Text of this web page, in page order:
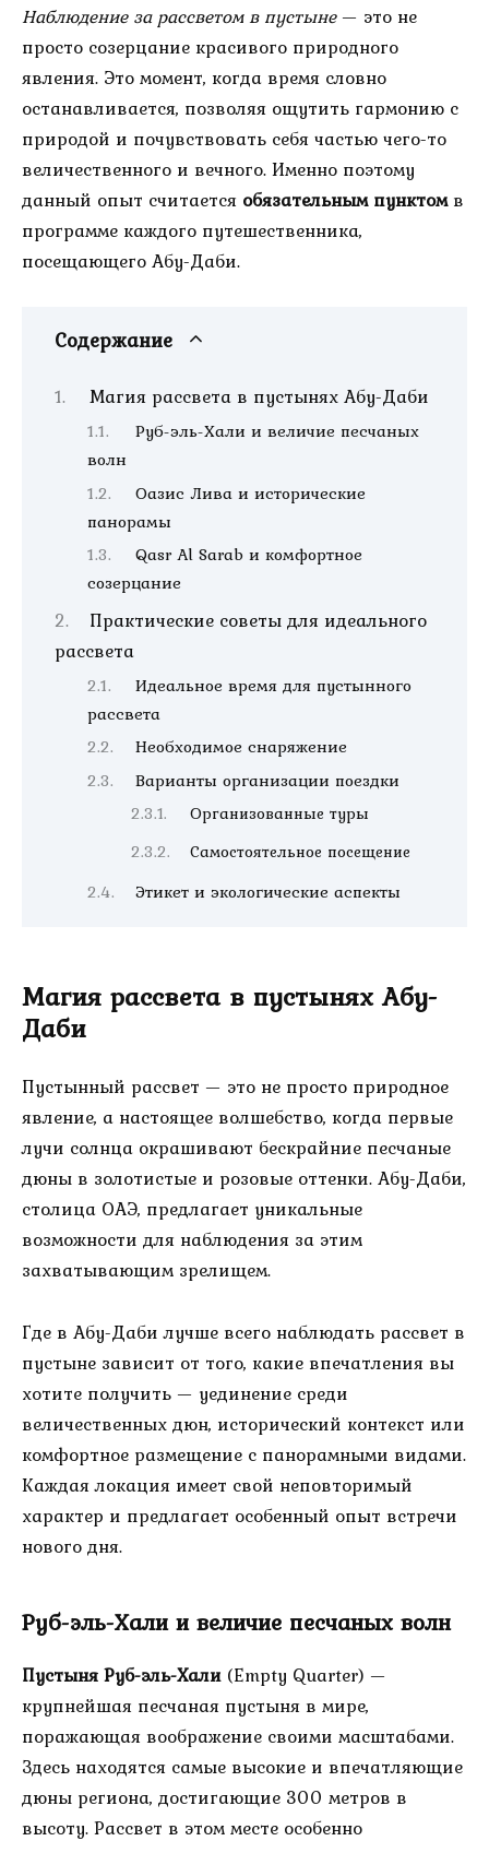
Наблюдение за рассветом в пустыне— это не
просто созерцание красивого природного
явления. Это момент, когда время словно
останавливается, позволяя ощутить гармонию с
природой и почувствовать себя частью чего-то
величественного и вечного. Именно поэтому
данный опыт считается обязательным пунктомв
программе каждого путешественника,
посещающего Абу-Даби.
Содержание
Магия рассвета в пустынях Абу-Даби
Руб-эль-Хали и величие песчаных
волн
Оазис Лива и исторические
панорамы
Qasr Al Sarab и комфортное
созерцание
Практические советы для идеального
рассвета
Идеальное время для пустынного
рассвета
Необходимое снаряжение
Варианты организации поездки
Организованные туры
Самостоятельное посещение
Этикет и экологические аспекты
Магия рассвета в пустынях Абу-
Даби
Пустынный рассвет — это не просто природное
явление, а настоящее волшебство, когда первые
лучи солнца окрашивают бескрайние песчаные
дюны в золотистые и розовые оттенки. Абу-Даби,
столица ОАЭ, предлагает уникальные
возможности для наблюдения за этим
захватывающим зрелищем.
Где в Абу-Даби лучше всего наблюдать рассвет в
пустыне зависит от того, какие впечатления вы
хотите получить — уединение среди
величественных дюн, исторический контекст или
комфортное размещение с панорамными видами.
Каждая локация имеет свой неповторимый
характер и предлагает особенный опыт встречи
нового дня.
Руб-эль-Хали и величие песчаных волн
Пустыня Руб-эль-Хали (Empty Quarter) —
крупнейшая песчаная пустыня в мире,
поражающая воображение своими масштабами.
Здесь находятся самые высокие и впечатляющие
дюны региона, достигающие 300 метров в
высоту. Рассвет в этом месте особенно